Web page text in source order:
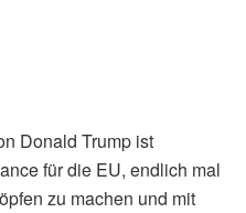
Donald Trump ist
für die EU, endlich mal
zu machen und mit